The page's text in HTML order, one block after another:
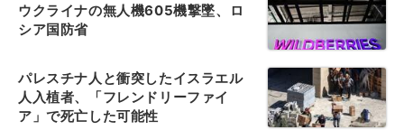
ウクライナの無人機605機撃墜、ロ
シア国防省
パレスチナ人と衝突したイスラエル
人入植者、「フレンドリーファイ
ア」で死亡した可能性